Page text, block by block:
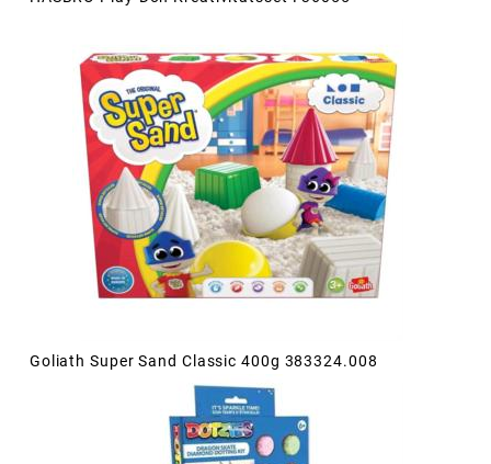
Goliath Super Sand Classic 400g 383324.008